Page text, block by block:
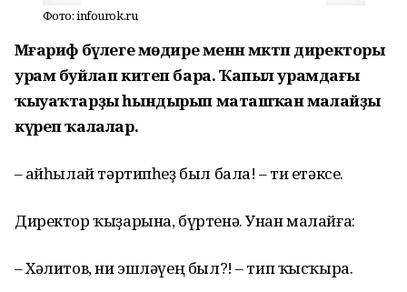
Фото: infourok.ru
Мәғариф бүлеге мөдире менән мәктәп директоры
урам буйлап китеп бара. Ҡапыл урамдағы
ҡыуаҡтарҙы һындырып маташҡан малайҙы
күреп ҡалалар.
– Ҡайһылай тәртипһеҙ был бала! – ти етәксе.
Директор ҡыҙарына, бүртенә. Унан малайға:
– Хәлитов, ни эшләүең был?! – тип ҡысҡыра.